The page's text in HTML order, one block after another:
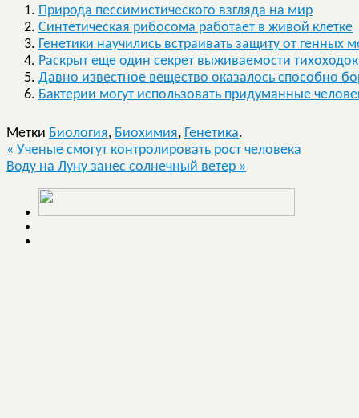
Природа пессимистического взгляда на мир
Синтетическая рибосома работает в живой клетке
Генетики научились встраивать защиту от
Раскрыт еще один секрет выживаемости тихоходок
Давно известное вещество оказалось способно
Бактерии могут использовать придуманные
Метки Биология, Биохимия, Генетика.
« Ученые смогут контролировать рост человека
Воду на Луну занес солнечный ветер »